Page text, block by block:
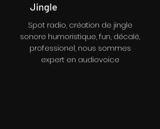
Jingle
Spot radio, création de jingle
sonore humoristique, fun, décalé,
professionel, nous sommes
expert en audiovoice